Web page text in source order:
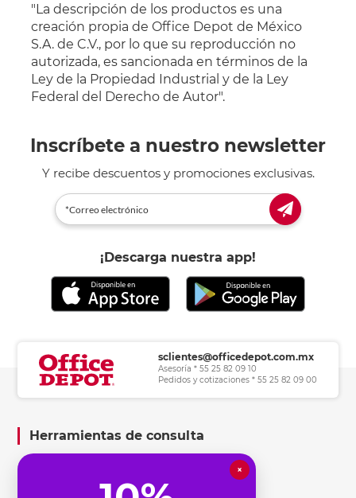
"La descripción de los productos es una
creación propia de Office Depot de México
S.A. de C.V., por lo que su reproducción no
autorizada, es sancionada en términos de la
Ley de la Propiedad Industrial y de la Ley
Federal del Derecho de Autor".
Inscríbete a nuestro newsletter
Y recibe descuentos y promociones exclusivas.
¡Descarga nuestra app!
sclientes@officedepot.com.mx
Asesoría * 55 25 82 09 10
Pedidos y cotizaciones * 55 25 82 09 00
Herramientas de consulta
×